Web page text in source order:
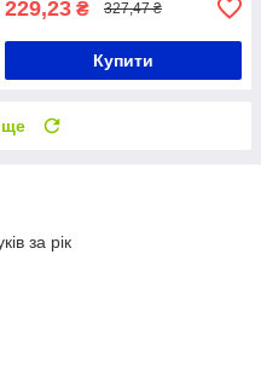
229,23 ₴ 327,47 ₴
Купити
ще
за рік